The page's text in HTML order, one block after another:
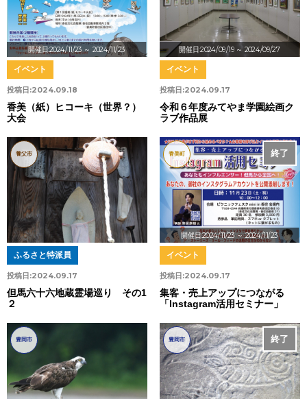
開催日:2024/11/23 ～ 2024/11/23
投稿日:2024.09.18
イベント
香美（紙）ヒコーキ（世界？）
大会
開催日:2024/09/19 ～ 2024/09/27
投稿日:2024.09.17
イベント
令和６年度みてやま学園絵画ク
ラブ作品展
養父市
投稿日:2024.09.17
ふるさと特派員
但馬六十六地蔵霊場巡り その1
２
開催日:2024/11/23～ 2024/11/23
終了
香美町
投稿日:2024.09.17
イベント
集客・売上アップにつながる
「Instagram活用セミナー」
豊岡市 終了
豊岡市